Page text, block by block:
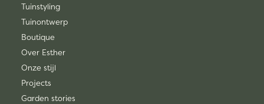
Tuinstyling
Tuinontwerp
Boutique
Over Esther
Onze stijl
Projects
Garden stories